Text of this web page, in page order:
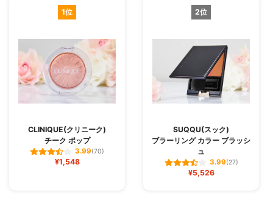
1位
CLINIQUE(クリニーク)
チーク ポップ
3.99(70)
¥1,548
2位
SUQQU(スック)
ブラーリング カラー ブラッシ
ュ
3.99(27)
¥5,526